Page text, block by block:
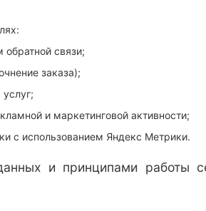
связи;
заказа);
и маркетинговой активности;
с использованием Яндекс Метрики.
и принципами работы